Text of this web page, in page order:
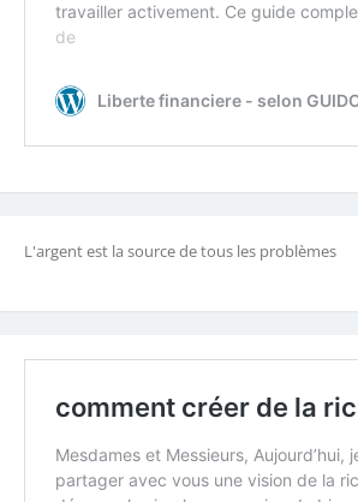
L'argent est la source de tous les problèmes